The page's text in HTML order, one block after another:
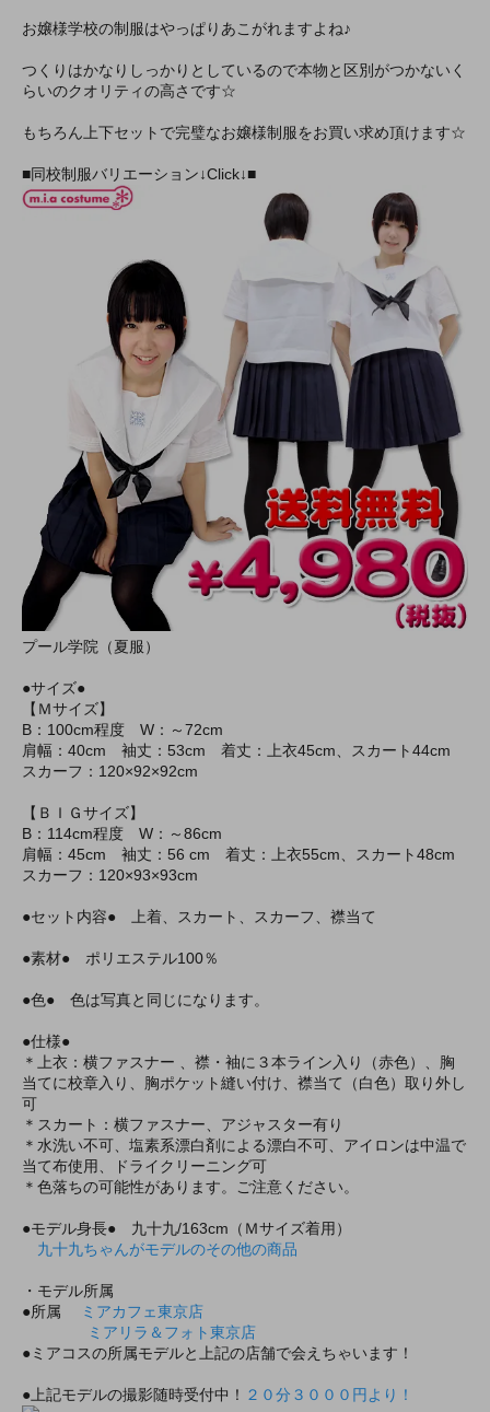
お嬢様学校の制服はやっぱりあこがれますよね♪
つくりはかなりしっかりとしているので本物と区別がつかないく
らいのクオリティの高さです☆
もちろん上下セットで完璧なお嬢様制服をお買い求め頂けます☆
■同校制服バリエーション↓Click↓■
プール学院（夏服）
●サイズ●
【Ｍサイズ】
B：100cm程度 W：～72cm
肩幅：40cm 袖丈：53cm 着丈：上衣45cm、スカート44cm
スカーフ：120×92×92cm
【ＢＩＧサイズ】
B：114cm程度 W：～86cm
肩幅：45cm 袖丈：56 cm 着丈：上衣55cm、スカート48cm
スカーフ：120×93×93cm
●セット内容● 上着、スカート、スカーフ、襟当て
●素材● ポリエステル100％
●色● 色は写真と同じになります。
●仕様●
＊上衣：横ファスナー 、襟・袖に３本ライン入り（赤色）、胸
当てに校章入り、胸ポケット縫い付け、襟当て（白色）取り外し
可
＊スカート：横ファスナー、アジャスター有り
＊水洗い不可、塩素系漂白剤による漂白不可、アイロンは中温で
当て布使用、ドライクリーニング可
＊色落ちの可能性があります。ご注意ください。
●モデル身長● 九十九/163cm（Ｍサイズ着用）
九十九ちゃんがモデルのその他の商品
・モデル所属
●所属
ミアカフェ東京店
ミアリラ＆フォト東京店
●ミアコスの所属モデルと上記の店舗で会えちゃいます！
●上記モデルの撮影随時受付中！ ２０分３０００円より！